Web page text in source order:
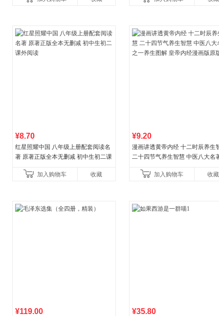
¥8.70
红星照耀中国 八年级上册配套阅读名
著 原著正版全本无删减 初中生初二课
加入购物车
收藏
¥9.20
漫画讲透黄帝内经 十二时辰养生
二十四节气养生智慧 中医八大名
加入购物车
收藏
¥119.00 ¥35.80